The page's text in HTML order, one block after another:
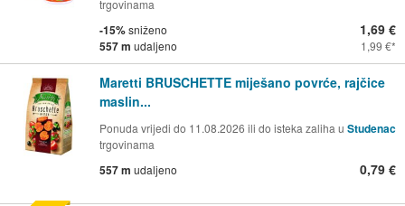
trgovinama
-15%sniženo
557 m udaljeno
1,69 €
1,99 €
Maretti BRUSCHETTE miješano povrće, rajčice
maslin...
Ponuda vrijedi do 11.08.2026 ili do isteka zaliha u Studenac
trgovinama
557 m udaljeno 0,79 €